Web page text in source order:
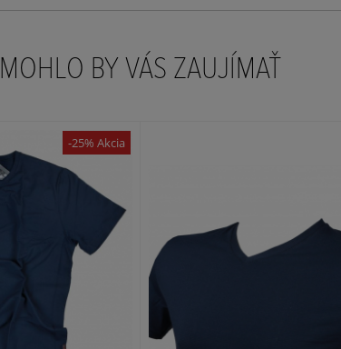
MOHLO BY VÁS ZAUJÍMAŤ
-25% Akcia